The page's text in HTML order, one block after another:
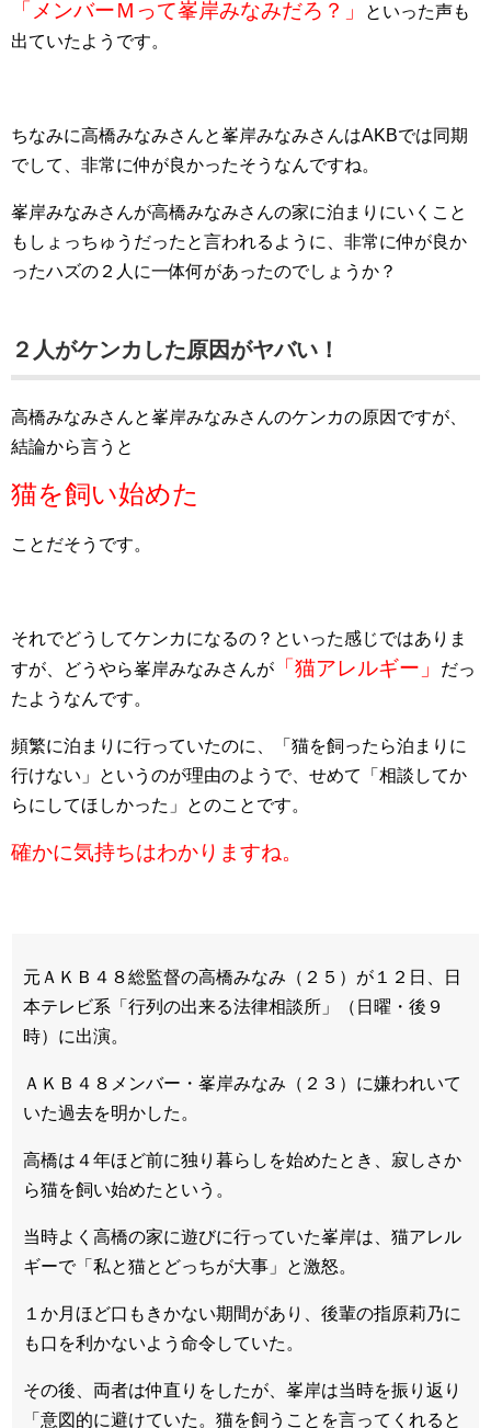
「メンバーＭって峯岸みなみだろ？」
といった声も
出ていたようです。
ちなみに高橋みなみさんと峯岸みなみさんはAKBでは同期
でして、非常に仲が良かったそうなんですね。
峯岸みなみさんが高橋みなみさんの家に泊まりにいくこと
もしょっちゅうだったと言われるように、非常に仲が良か
ったハズの２人に一体何があったのでしょうか？
２人がケンカした原因がヤバい！
高橋みなみさんと峯岸みなみさんのケンカの原因ですが、
結論から言うと
猫を飼い始めた
ことだそうです。
それでどうしてケンカになるの？といった感じではありま
すが、どうやら峯岸みなみさんが
「猫アレルギー」
だっ
たようなんです。
頻繁に泊まりに行っていたのに、「猫を飼ったら泊まりに
行けない」というのが理由のようで、せめて「相談してか
らにしてほしかった」とのことです。
確かに気持ちはわかりますね。
元ＡＫＢ４８総監督の高橋みなみ（２５）が１２日、日
本テレビ系「行列の出来る法律相談所」（日曜・後９
時）に出演。
ＡＫＢ４８メンバー・峯岸みなみ（２３）に嫌われいて
いた過去を明かした。
高橋は４年ほど前に独り暮らしを始めたとき、寂しさか
ら猫を飼い始めたという。
当時よく高橋の家に遊びに行っていた峯岸は、猫アレル
ギーで「私と猫とどっちが大事」と激怒。
１か月ほど口もきかない期間があり、後輩の指原莉乃に
も口を利かないよう命令していた。
その後、両者は仲直りをしたが、峯岸は当時を振り返り
「意図的に避けていた。猫を飼うことを言ってくれると